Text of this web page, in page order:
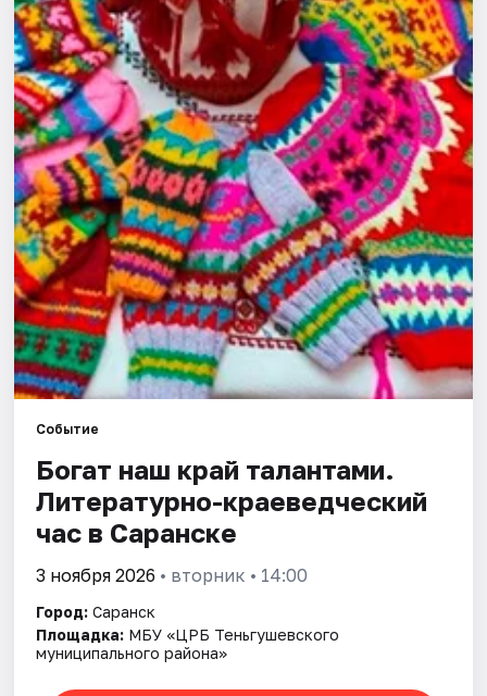
Площадки
Артисты
Рейтинги
Событие
Богат наш край талантами.
Литературно-краеведческий
час в Саранске
3 ноября 2026 • вторник • 14:00
Город: Саранск
Площадка: МБУ «ЦРБ Теньгушевского
муниципального района»